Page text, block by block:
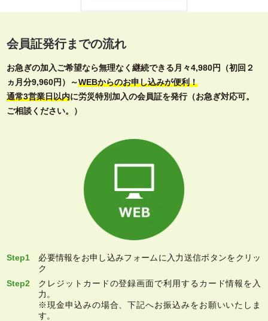
会員証発行までの流れ
お急ぎの加入ご希望なら無理なく継続できる月々4,980円（初回２
ヵ月分9,960円）～WEBからのお申し込みが便利！
通常3営業日以内に労災特別加入の会員証を発行（お急ぎ対応可。
ご相談ください。）
Step1
必要情報をお申し込みフォームに入力送信ボタンをクリッ
ク
Step2
クレジットカードの登録画面で利用するカード情報を入
力。
※現金申込みの場合、下記へお振込みをお願いいたしま
す。